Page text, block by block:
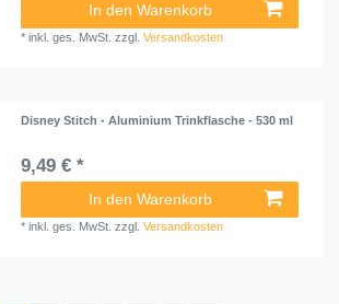
In den Warenkorb
*inkl. ges. MwSt. zzgl.Versandkosten
Disney Stitch - Aluminium Trinkflasche - 530 ml
9,49 € *
In den Warenkorb
*inkl. ges. MwSt. zzgl.Versandkosten